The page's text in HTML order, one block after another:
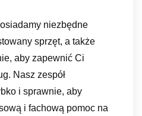
niezbędne
sprzęt, a także
aby zapewnić Ci
Nasz zespół
i sprawnie, aby
i fachową pomoc na